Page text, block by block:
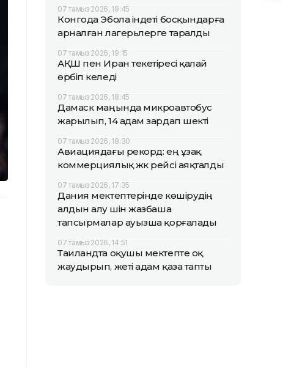
07 тамыз 2026, 19:45
Конгода Эбола індеті босқындарға
арналған лагерьлерге таралды
07 тамыз 2026, 19:15
АҚШ пен Иран текетіресі қалай
өрбіп келеді
07 тамыз 2026, 18:45
Дамаск маңында микроавтобус
жарылып, 14 адам зардап шекті
07 тамыз 2026, 18:30
Авиациядағы рекорд: ең ұзақ
коммерциялық жүк рейсі аяқталды
07 тамыз 2026, 17:35
Дания мектептерінде көшірудің
алдын алу үшін жазбаша
тапсырмалар ауызша қорғалады
07 тамыз 2026, 14:51
Таиландта оқушы мектепте оқ
жаудырып, жеті адам қаза тапты